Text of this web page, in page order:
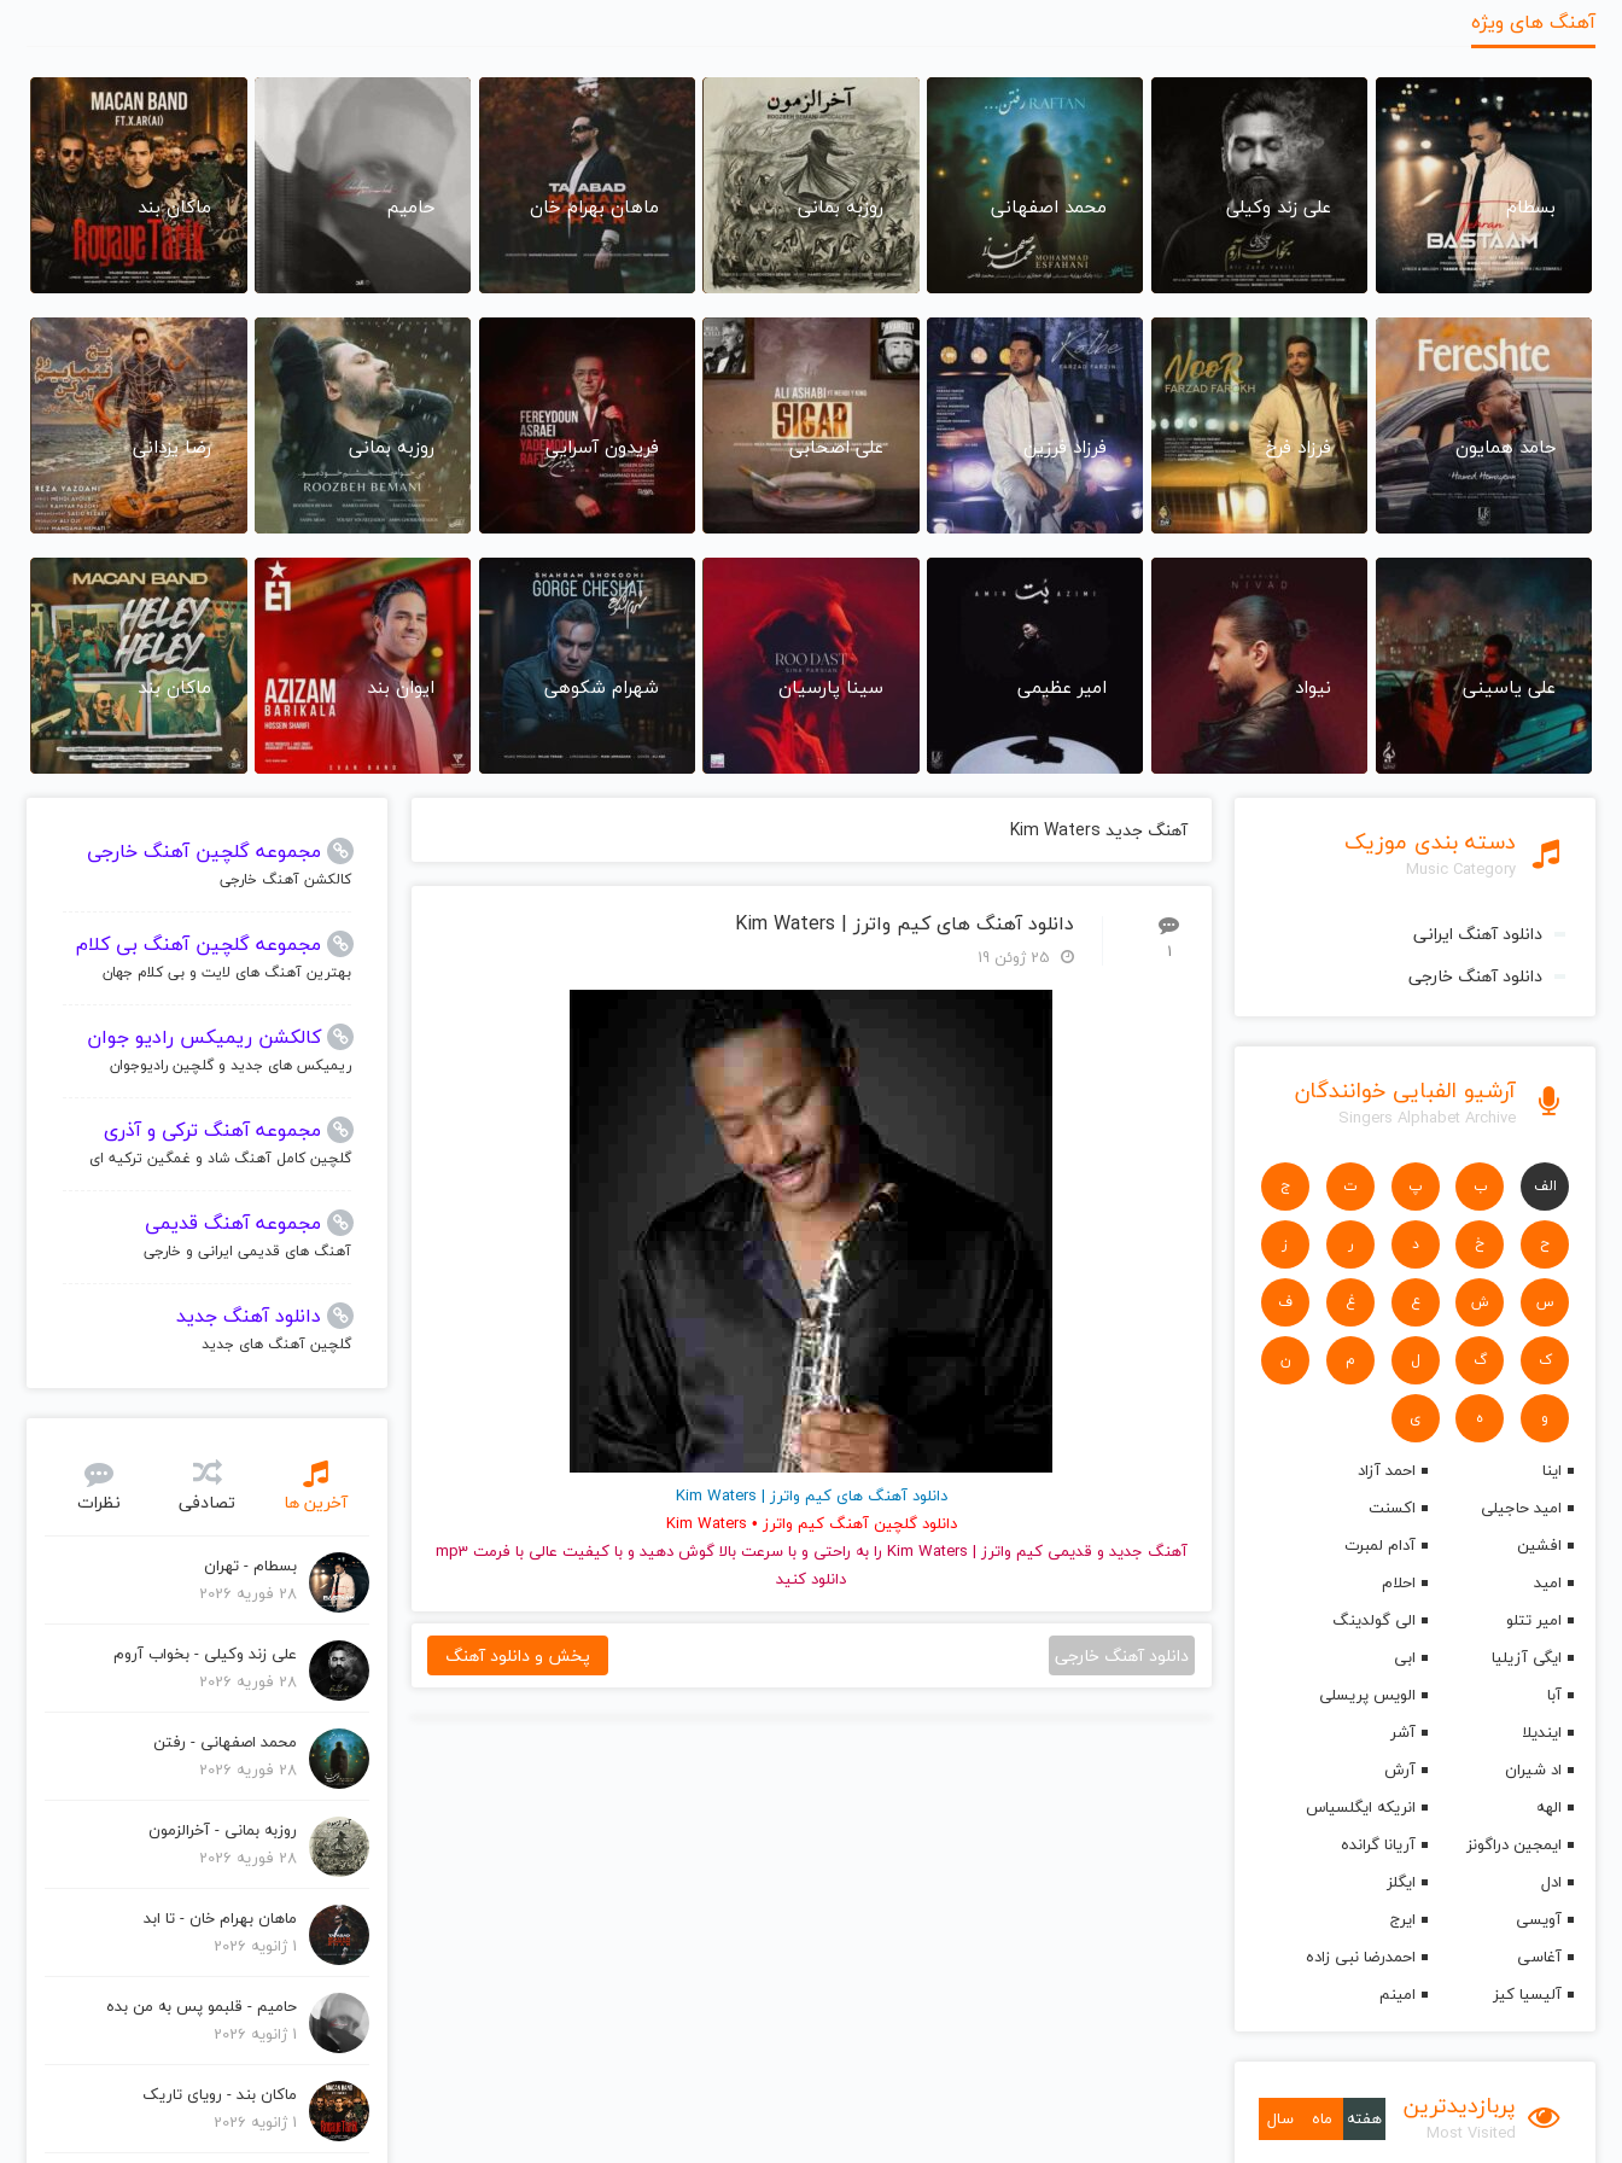
آهنگ های ویژه
بسطام علی زند وکیلی محمد اصفهانی روزبه بمانی ماهان بهرام خان حامیم ماکان بند
حامد همایون فرزاد فرخ فرزاد فرزین علی اصحابی فریدون آسرایی روزبه بمانی رضا یزدانی
علی یاسینی نیواد امیر عظیمی سینا پارسیان شهرام شکوهی ایوان بند ماکان بند
دسته بندی موزیک
Music Category
دانلود آهنگ ایرانی
دانلود آهنگ خارجی
آرشیو الفبایی خوانندگان
Singers Alphabet Archive
الف ب پ ت ج
ح خ د ر ز
س ش ع غ ف
ک گ ل م ن
و ه ی
اینا
احمد آزاد
امید حاجیلی
اکسنت
افشین
آدام لمبرت
امید
احلام
امیر تتلو
الی گولدینگ
ایگی آزیلیا
ابی
آبا
الویس پریسلی
ایندیلا
آشر
اد شیران
آرش
الهه
انریکه ایگلسیاس
ایمجین دراگونز
آریانا گرانده
ادل
ایگلز
آویسی
ایرج
آغاسی
احمدرضا نبی زاده
آلیسیا کیز
امینم
پربازدیدترین
Most Visited
هفته ماه سال
آهنگ جدید Kim Waters
1
دانلود آهنگ های کیم واترز | Kim Waters
دانلود آهنگ های کیم واترز | Kim Waters
دانلود گلچین آهنگ کیم واترز • Kim Waters
آهنگ جدید
و قدیمی کیم واترز | Kim Waters را به راحتی و با سرعت بالا گوش دهید و با کیفیت عالی با فرمت mp3
دانلود کنید
دانلود آهنگ خارجی پخش و دانلود آهنگ
مجموعه گلچین آهنگ خارجی
کالکشن آهنگ خارجی
مجموعه گلچین آهنگ بی کلام
بهترین آهنگ های لایت و بی کلام جهان
کالکشن ریمیکس رادیو جوان
ریمیکس های جدید و گلچین رادیوجوان
مجموعه آهنگ ترکی و آذری
گلچین کامل آهنگ شاد و غمگین ترکیه ای
مجموعه آهنگ قدیمی
آهنگ های قدیمی ایرانی و خارجی
دانلود آهنگ جدید
گلچین آهنگ های جدید
آخرین ها تصادفی نظرات
بسطام - تهران
28 فوریه 2026
علی زند وکیلی - بخواب آروم
28 فوریه 2026
محمد اصفهانی - رفتن
28 فوریه 2026
روزبه بمانی - آخرالزمون
28 فوریه 2026
ماهان بهرام خان - تا ابد
1 ژانویه 2026
حامیم - قلبمو پس به من بده
1 ژانویه 2026
ماکان بند - رویای تاریک
1 ژانویه 2026